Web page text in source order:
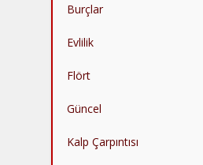
Burçlar
Evlilik
Flört
Güncel
Kalp Çarpıntısı